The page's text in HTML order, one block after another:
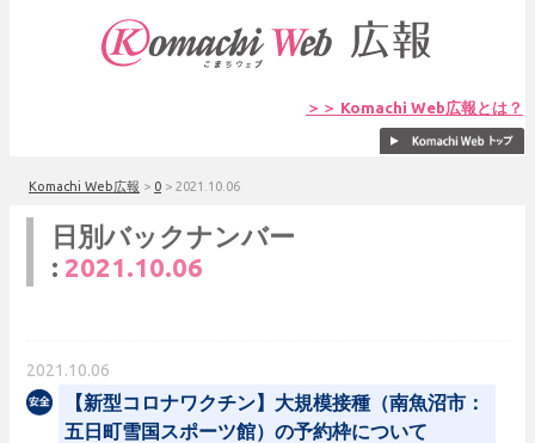
＞＞ Komachi Web広報とは？
Komachi Web広報 > 0 > 2021.10.06
日別バックナンバー
: 2021.10.06
2021.10.06
【新型コロナワクチン】大規模接種（南魚沼市：
五日町雪国スポーツ館）の予約枠について